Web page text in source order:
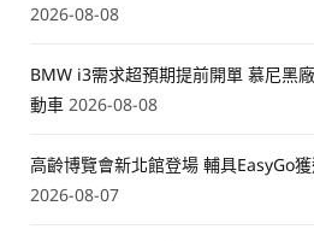
2026-08-08
BMW i3需求超預期提前開單 慕尼黑
動車 2026-08-08
高齡博覽會新北館登場 輔具EasyGo
2026-08-07